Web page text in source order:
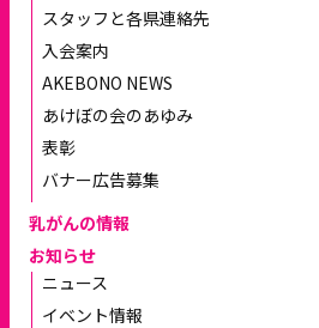
スタッフと各県連絡先
入会案内
AKEBONO NEWS
あけぼの会のあゆみ
表彰
バナー広告募集
乳がんの情報
お知らせ
ニュース
イベント情報